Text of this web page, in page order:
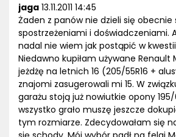
jaga 13.11.2011 14:45
Żaden z panów nie dzieli się obecnie
spostrzeżeniami i doświadczeniami.
nadal nie wiem jak postąpić w
Niedawno kupiłam używane Renault
jeżdżę na letnich 16 (205/55R16 +
znajomi zasugerowali mi 15. W
garażu stoją już nowiutkie opony 195/
wszystko grało muszę jeszcze
tym rozmiarze. Zdecydowałam się